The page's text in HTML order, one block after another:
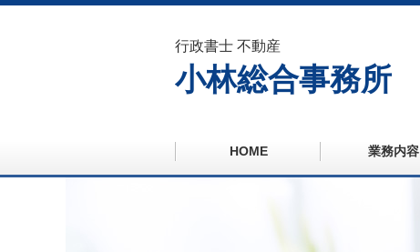
行政書士 不動産
小林総合事務所
HOME 業務内容